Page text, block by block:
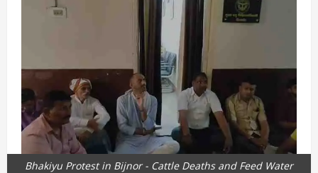
Bhakiyu Protest in Bijnor - Cattle Deaths and Feed Water